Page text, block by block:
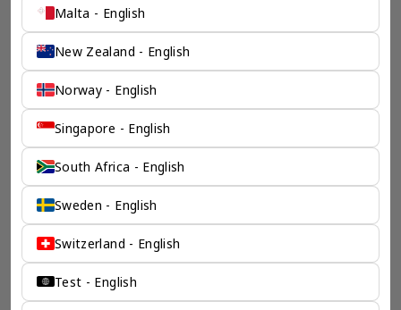
Malta - English
New Zealand - English
Norway - English
Singapore - English
South Africa - English
Sweden - English
Switzerland - English
Test - English